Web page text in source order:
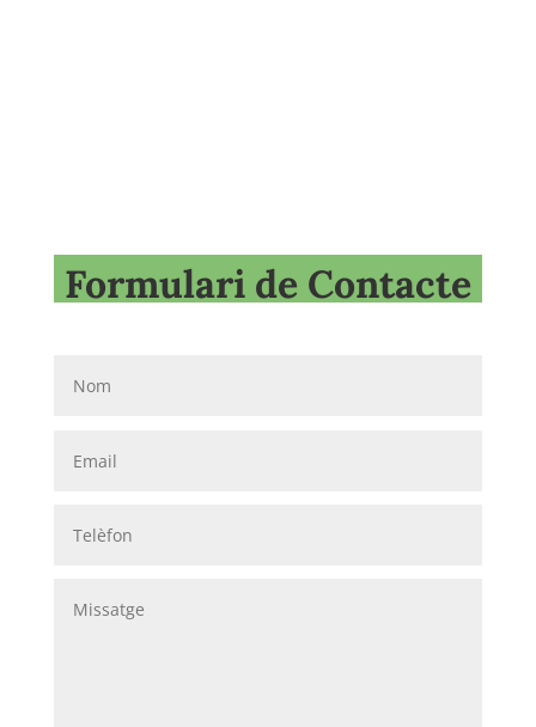
Formulari de Contacte